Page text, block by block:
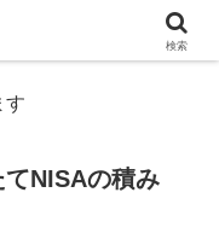
す
てNISAの積み
検索